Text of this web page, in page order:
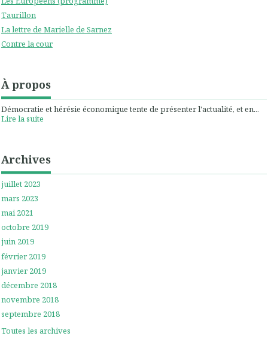
Taurillon
La lettre de Marielle de Sarnez
Contre la cour
À propos
Démocratie et hérésie économique tente de présenter l'actualité, et en...
Lire la suite
Archives
juillet 2023
mars 2023
mai 2021
octobre 2019
juin 2019
février 2019
janvier 2019
décembre 2018
novembre 2018
septembre 2018
Toutes les archives